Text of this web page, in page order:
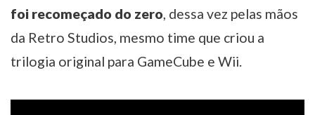
foi recomeçado do zero, dessa vez pelas mãos
da Retro Studios, mesmo time que criou a
trilogia original para GameCube e Wii.